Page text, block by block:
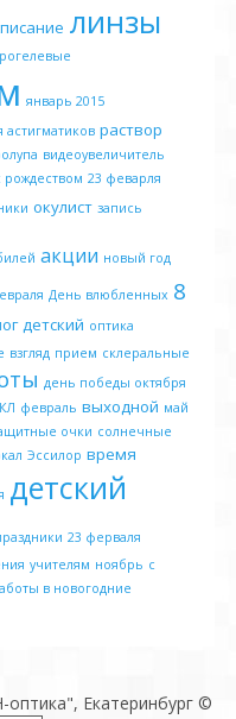
линзы
январь 2015
астигматиков раствор
видеоувеличитель
рождеством 23 феварля
окулист запись
акции новый год
День влюбленных 8
детский оптика
взгляд прием склеральные
день победы октября
февраль выходной май
очки солнечные
Эссилор время
детский
23 ферваля
учителям ноябрь с
в новогодние
Екатеринбург ©